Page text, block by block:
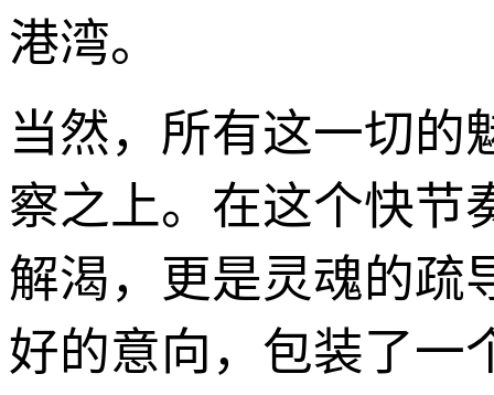
港湾。
当然，所有这一切的
察之上。在这个快节
解渴，更是灵魂的疏
好的意向，包装了一